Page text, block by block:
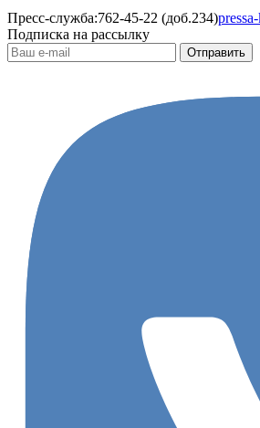
Пресс-служба:762-45-22 (доб.234)
Подписка на рассылку